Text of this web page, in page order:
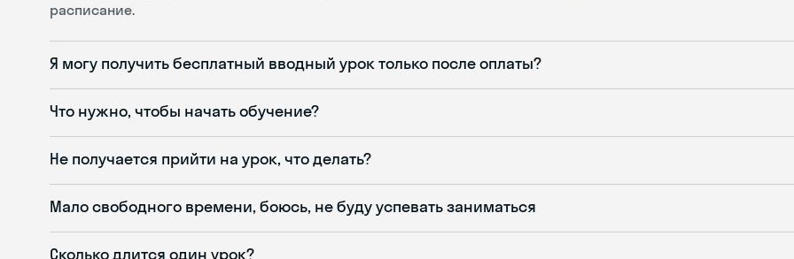
расписание.
Я могу получить бесплатный вводный урок только после оплаты?
Что нужно, чтобы начать обучение?
Не получается прийти на урок, что делать?
Мало свободного времени, боюсь, не буду успевать заниматься
Сколько длится один урок?